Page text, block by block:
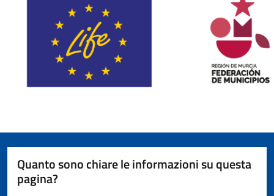
Quanto sono chiare le informazioni su questa
pagina?